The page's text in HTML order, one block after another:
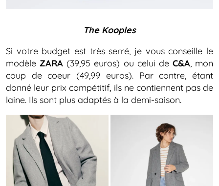
The Kooples
Si votre budget est très serré, je vous conseille le
modèleZARA (39,95 euros) ou celui de C&A, mon
coup de coeur (49,99 euros). Par contre, étant
donné leur prix compétitif, ils ne contiennent pas de
laine. Ils sont plus adaptés à la demi-saison.